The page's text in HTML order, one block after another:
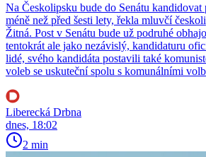
Na Českolipsku bude do Senátu
méně než před šesti lety, řekla mluvčí
Žitná. Post v Senátu bude už podruhé
tentokrát ale jako nezávislý, kandidaturu
lidé, svého kandidáta postavili také
voleb se uskuteční spolu s komunálními
Liberecká Drbna
dnes, 18:02
2 min